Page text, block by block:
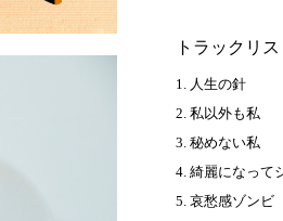
トラックリス
1. 人生の針
2. 私以外も私
3. 秘めない私
4. 綺麗になって
5. 哀愁感ゾンビ